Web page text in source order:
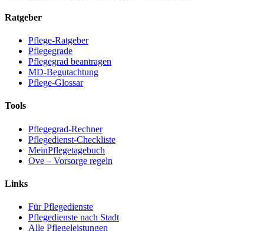
Ratgeber
Pflege-Ratgeber
Pflegegrade
Pflegegrad beantragen
MD-Begutachtung
Pflege-Glossar
Tools
Pflegegrad-Rechner
Pflegedienst-Checkliste
MeinPflegetagebuch
Ove – Vorsorge regeln
Links
Für Pflegedienste
Pflegedienste nach Stadt
Alle Pflegeleistungen